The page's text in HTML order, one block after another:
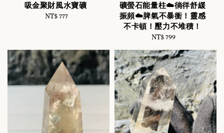
吸金聚財風水寶礦
Regular
NT$ 777
礦螢石能量柱☁️徜徉舒緩
振頻☁️脾氣不暴衝！靈感
不卡頓！壓力不堆積！
Regular
NT$ 799